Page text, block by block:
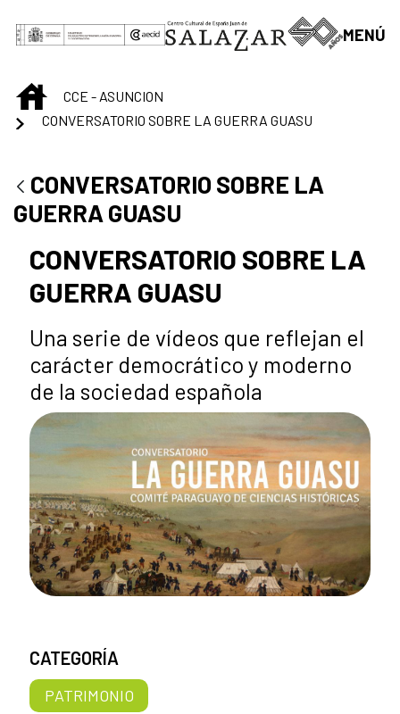
Saltar al contenido principal
MENÚ
INICIOCCE - ASUNCION
CONVERSATORIO SOBRE LA GUERRA GUASU
CONVERSATORIO SOBRE LA
GUERRA GUASU
CONVERSATORIO SOBRE LA
GUERRA GUASU
Una serie de vídeos que reflejan el
carácter democrático y moderno
de la sociedad española
CATEGORÍA
PATRIMONIO